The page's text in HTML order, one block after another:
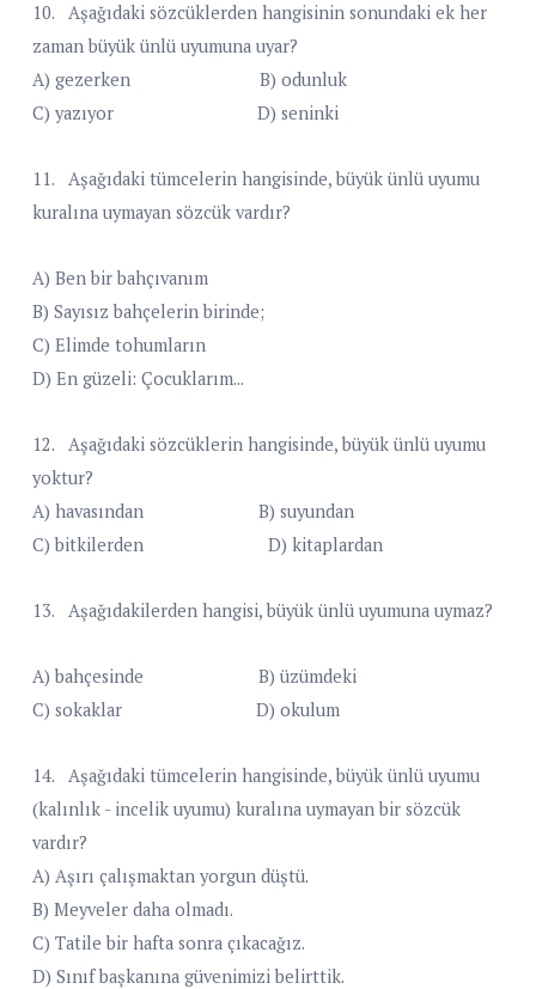
10. Aşağıdaki sözcüklerden hangisinin sonundaki ek her
zaman büyük ünlü uyumuna uyar?
A) gezerken B) odunluk
C) yazıyor D) seninki
11. Aşağıdaki tümcelerin hangisinde, büyük ünlü uyumu
kuralına uymayan sözcük vardır?
A) Ben bir bahçıvanım
B) Sayısız bahçelerin birinde;
C) Elimde tohumların
D) En güzeli: Çocuklarım...
12. Aşağıdaki sözcüklerin hangisinde, büyük ünlü uyumu
yoktur?
A) havasından B) suyundan
C) bitkilerden D) kitaplardan
13. Aşağıdakilerden hangisi, büyük ünlü uyumuna uymaz?
A) bahçesinde B) üzümdeki
C) sokaklar D) okulum
14. Aşağıdaki tümcelerin hangisinde, büyük ünlü uyumu
(kalınlık - incelik uyumu) kuralına uymayan bir sözcük
vardır?
A) Aşırı çalışmaktan yorgun düştü.
B) Meyveler daha olmadı.
C) Tatile bir hafta sonra çıkacağız.
D) Sınıf başkanına güvenimizi belirttik.